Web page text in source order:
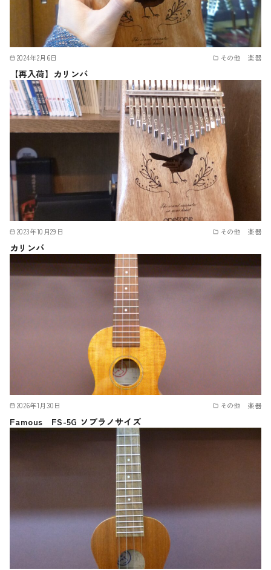
2024年2月6日 その他 楽器
【再入荷】カリンバ
2023年10月29日 その他 楽器
カリンバ
2026年1月30日 その他 楽器
Famous FS-5G ソプラノサイズ